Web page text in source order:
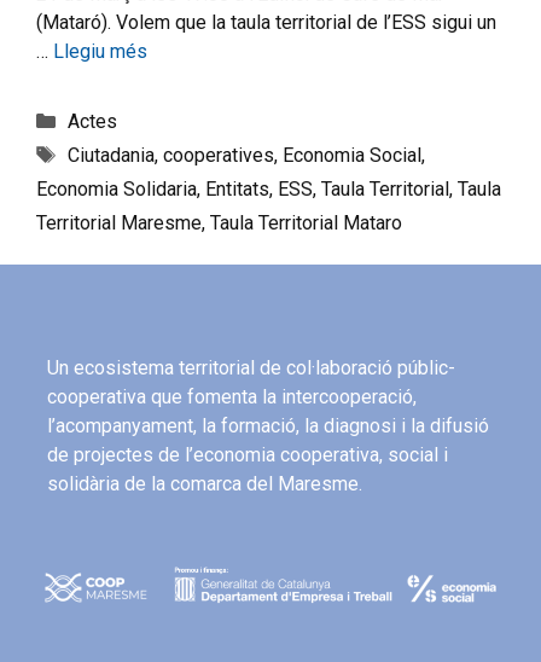
(Mataró). Volem que la taula territorial de l’ESS sigui un
… Llegiu més
Actes
Ciutadania, cooperatives, Economia Social,
Economia Solidaria, Entitats, ESS, Taula Territorial, Taula
Territorial Maresme, Taula Territorial Mataro
Un ecosistema territorial de col·laboració públic-
cooperativa que fomenta la intercooperació,
l’acompanyament, la formació, la diagnosi i la difusió
de projectes de l’economia cooperativa, social i
solidària de la comarca del Maresme.